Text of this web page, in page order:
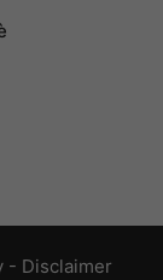
- Disclaimer